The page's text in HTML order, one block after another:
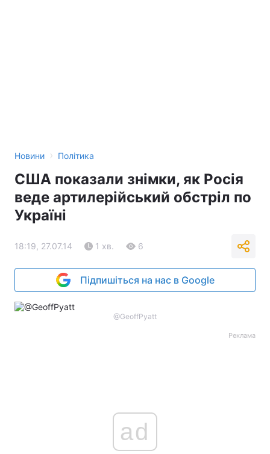
Новини › Політика
США показали знімки, як Росія
веде артилерійський обстріл по
Україні
18:19, 27.07.14 1 хв. 6
Підпишіться на нас в Google
@GeoffPyatt
Реклама
ad